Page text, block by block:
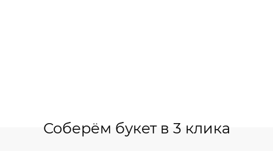
Соберём букет в 3 клика